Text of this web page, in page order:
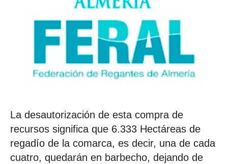
La desautorización de esta compra de
recursos significa que 6.333 Hectáreas de
regadío de la comarca, es decir, una de cada
cuatro, quedarán en barbecho, dejando de